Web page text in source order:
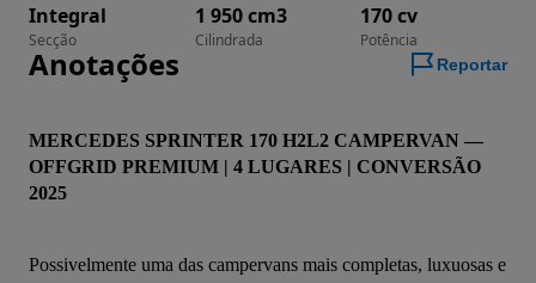
Integral
Secção
1 950 cm3
Cilindrada
170 cv
Potência
Anotações Reportar
MERCEDES SPRINTER 170 H2L2 CAMPERVAN —
OFFGRID PREMIUM | 4 LUGARES | CONVERSÃO
2025
Possivelmente uma das campervans mais completas, luxuosas e